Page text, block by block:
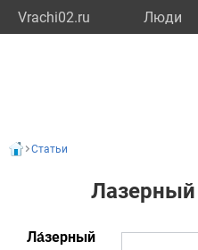
Vrachi02.ru Люди
Статьи
Лазерный
Ла́зерный